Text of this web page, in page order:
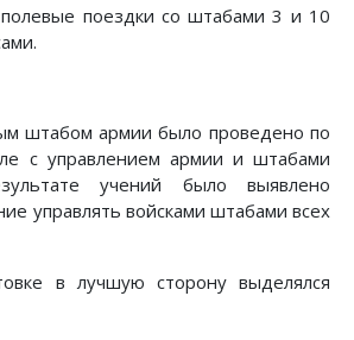
поездки со штабами 3 и 10
штабом армии было проведено по
с управлением армии и штабами
учений было выявлено
управлять войсками штабами всех
в лучшую сторону выделялся